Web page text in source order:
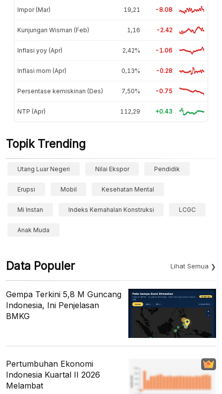
Impor (Mar) 19,21 -8.08
Kunjungan Wisman (Feb) 1,16 -2.42
Inflasi yoy (Apr) 2,42% -1.06
Inflasi mom (Apr) 0,13% -0.28
Persentase kemiskinan (Des) 7,50% -0.75
NTP (Apr) 112,29 +0.43
Topik Trending
Utang Luar Negeri Nilai Ekspor Pendidik
Erupsi Mobil Kesehatan Mental
Mi Instan Indeks Kemahalan Konstruksi LCGC
Anak Muda
Data Populer Lihat Semua
Gempa Terkini 5,8 M Guncang
Indonesia, Ini Penjelasan
BMKG
Pertumbuhan Ekonomi
Indonesia Kuartal II 2026
Melambat